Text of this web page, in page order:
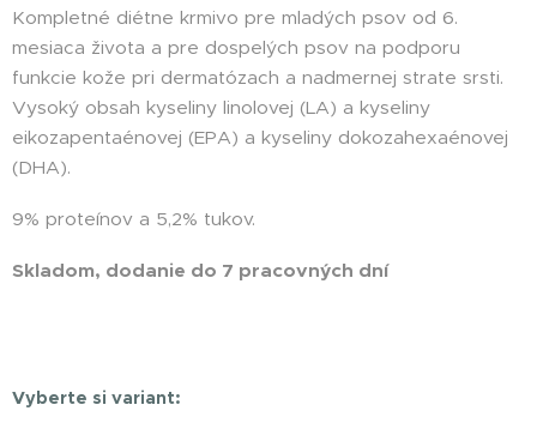
Kompletné diétne krmivo pre mladých psov od 6.
mesiaca života a pre dospelých psov na podporu
funkcie kože pri dermatózach a nadmernej strate srsti.
Vysoký obsah kyseliny linolovej (LA) a kyseliny
eikozapentaénovej (EPA) a kyseliny dokozahexaénovej
(DHA).
9% proteínov a 5,2% tukov.
Skladom, dodanie do 7 pracovných dní
Vyberte si variant: